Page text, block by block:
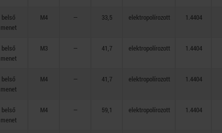
belső
menet
M4 — 33,5 elektropolírozott 1.4404
belső
menet
M3 — 41,7 elektropolírozott 1.4404
belső
menet
M4 — 41,7 elektropolírozott 1.4404
belső
menet
M4 — 59,1 elektropolírozott 1.4404